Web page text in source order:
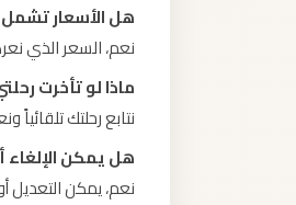
هل الأسعار تشمل
نعم، السعر الذي
ماذا لو تأخرت
نتابع رحلتك
هل يمكن الإلغاء
نعم، يمكن التعديل أو